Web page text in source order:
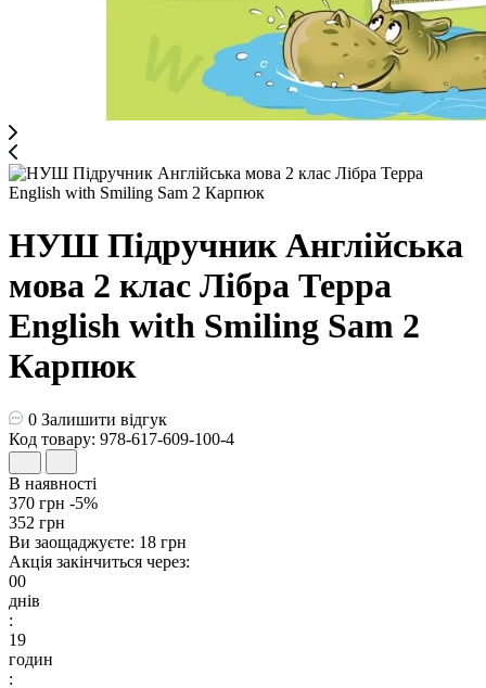
НУШ Підручник Англійська
мова 2 клас Лібра Терра
English with Smiling Sam 2
Карпюк
0 Залишити відгук
Код товару: 978-617-609-100-4
В наявності
370 грн -5%
352 грн
Ви заощаджуєте: 18 грн
Акція закінчиться через:
00
днів
:
19
годин
: